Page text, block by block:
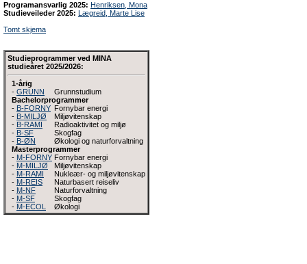
Programansvarlig 2025: Henriksen, Mona
Studieveileder 2025: Lægreid, Marte Lise
Tomt skjema
Studieprogrammer ved MINA
studieåret 2025/2026:
1-årig
- GRUNN
Grunnstudium
Bachelorprogrammer
- B-FORNY Fornybar energi
- B-MILJØ
Miljøvitenskap
- B-RAMI
Radioaktivitet og miljø
- B-SF
Skogfag
- B-ØN
Økologi og naturforvaltning
Masterprogrammer
- M-FORNY Fornybar energi
- M-MILJØ
Miljøvitenskap
- M-RAMI
Nukleær- og miljøvitenskap
- M-REIS
Naturbasert reiseliv
- M-NF
Naturforvaltning
- M-SF
Skogfag
- M-ECOL Økologi